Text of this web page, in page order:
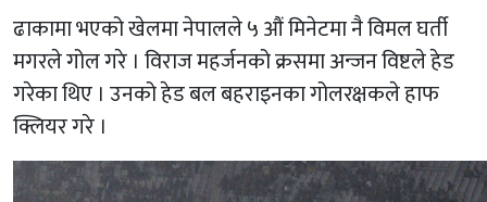
ढाकामा भएको खेलमा नेपालले ५ औं मिनेटमा नै विमल घर्ती
मगरले गोल गरे । विराज महर्जनको क्रसमा अन्जन विष्टले हेड
गरेका थिए । उनको हेड बल बहराइनका गोलरक्षकले हाफ
क्लियर गरे ।